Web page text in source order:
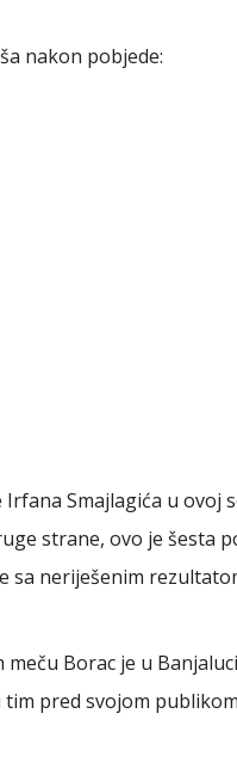
nakon pobjede:
Smajlagića u ovoj
strane, ovo je šesta
sa neriješenim
Borac je u
pred svojom